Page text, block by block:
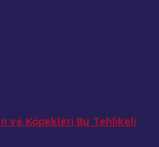
ve Köpekleri Bu Tehlikeli